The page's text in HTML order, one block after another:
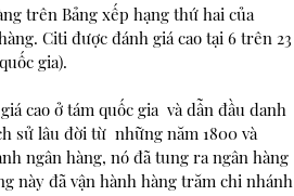
trên Bảng xếp hạng thứ hai của
Citi được đánh giá cao tại 6 trên 23
gia).
cao ở tám quốc gia  và dẫn đầu danh
sử lâu đời từ  những năm 1800 và
ngân hàng, nó đã tung ra ngân hàng
này đã vận hành hàng trăm chi nhánh